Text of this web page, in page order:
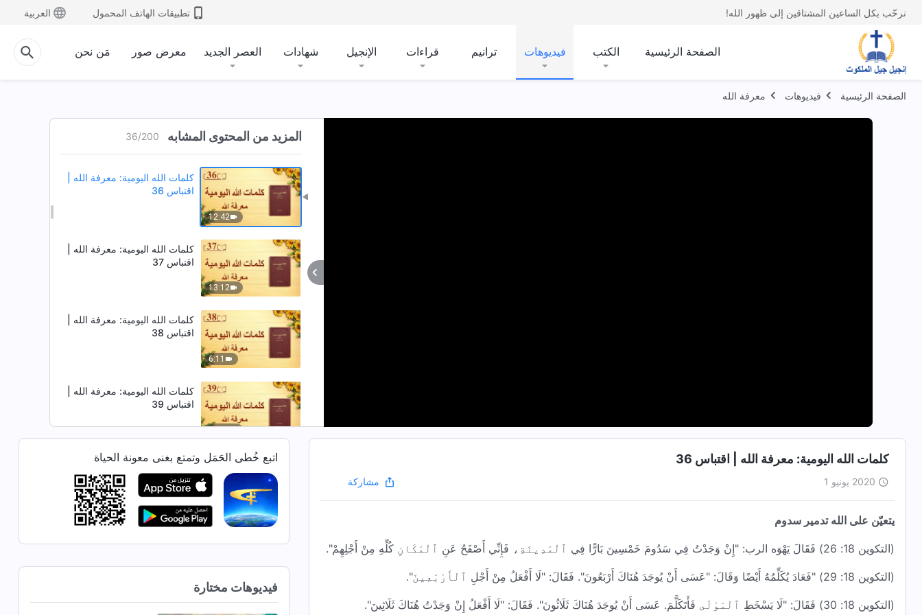
نرحّب بكل الساعين المشتاقين إلى ظهور الله! تطبيقات الهاتف المحمول العربية
الصفحة الرئيسية الكتب فيديوهات ترانيم قراءات الإنجيل شهادات العصر الجديد معرض صور مَن نحن
الصفحة الرئيسية فيديوهات معرفة الله
المزيد من المحتوى المشابه 36/200
9:21
اقتباس 35
12:42
كلمات الله اليومية: معرفة الله |
اقتباس 36
13:12
كلمات الله اليومية: معرفة الله |
اقتباس 37
6:11
كلمات الله اليومية: معرفة الله |
اقتباس 38
13:07
كلمات الله اليومية: معرفة الله |
اقتباس 39
13:09
كلمات الله اليومية: معرفة الله |
اقتباس 40
اقتباس 41
كلمات الله اليومية: معرفة الله |
كلمات الله اليومية: معرفة الله | اقتباس 36
2020 يونيو 1 مشاركة
يتعيّن على الله تدمير سدوم
(التكوين 18: 26) فَقَالَ يَهْوَه الرب: "إِنْ وَجَدْتُ فِي سَدُومَ خَمْسِينَ بَارًّا فِي ٱلْمَدِينَةِ، فَإِنِّي أَصْفَحُ عَنِ ٱلْمَكَانِ كُلِّهِ مِنْ أَجْلِهِمْ".
(التكوين 18: 29) "فَعَادَ يُكَلِّمُهُ أَيْضًا وَقَالَ: "عَسَى أَنْ يُوجَدَ هُنَاكَ أَرْبَعُونَ". فَقَالَ: "لَا أَفْعَلُ مِنْ أَجْلِ ٱلْأَرْبَعِينَ".
(التكوين 18: 30) فَقَالَ: "لَا يَسْخَطِ ٱلْمَوْلَى فَأَتَكَلَّمَ. عَسَى أَنْ يُوجَدَ هُنَاكَ ثَلَاثُونَ". فَقَالَ: "لَا أَفْعَلُ إِنْ وَجَدْتُ هُنَاكَ ثَلَاثِينَ".
اتبع خُطى الحَمَل وتمتع بغنى معونة الحياة
فيديوهات مختارة